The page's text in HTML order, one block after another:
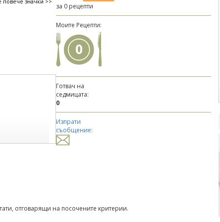
за 0 рецепти
Моите Рецепти:
0
Готвач на
седмицата:
0
Изпрати
съобщение:
отговарящи на посочените критерии.